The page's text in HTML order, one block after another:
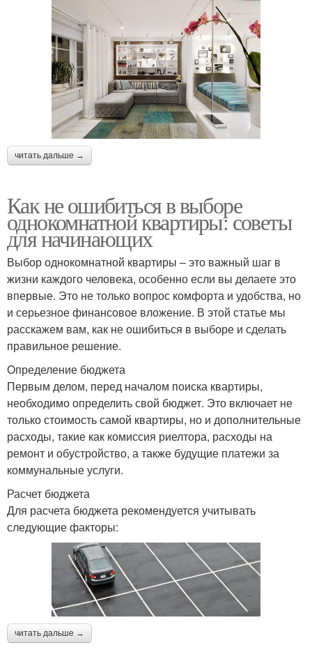
читать дальше →
Как не ошибиться в выборе
однокомнатной квартиры: советы
для начинающих
Выбор однокомнатной квартиры – это важный шаг в
жизни каждого человека, особенно если вы делаете это
впервые. Это не только вопрос комфорта и удобства, но
и серьезное финансовое вложение. В этой статье мы
расскажем вам, как не ошибиться в выборе и сделать
правильное решение.
Определение бюджета
Первым делом, перед началом поиска квартиры,
необходимо определить свой бюджет. Это включает не
только стоимость самой квартиры, но и дополнительные
расходы, такие как комиссия риелтора, расходы на
ремонт и обустройство, а также будущие платежи за
коммунальные услуги.
Расчет бюджета
Для расчета бюджета рекомендуется учитывать
следующие факторы:
читать дальше →